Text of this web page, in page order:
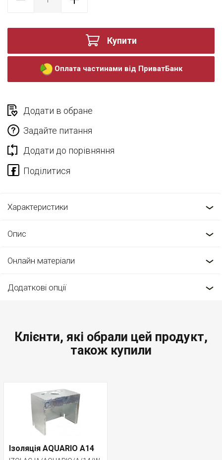
Купити
Оплата частинами від ПриватБанк
Додати в обране
Задайте питання
Додати до порівняння
Характеристики
Опис
Онлайн матеріали
Додаткові опції
Клієнти, які обрали цей продукт,
також купили
Ізоляція AQUARIO A14